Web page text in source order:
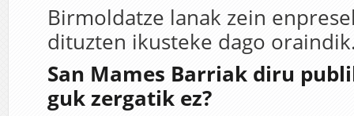
Birmoldatze lanak zein
dituzten ikusteke dago
San Mames Barriak diru
guk zergatik ez?